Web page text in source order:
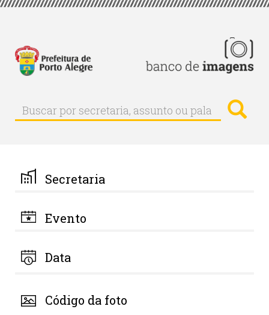
Pular
principal
Buscar
Buscar
por
palavra-
chave
Secretaria
Evento
Data
Código da foto